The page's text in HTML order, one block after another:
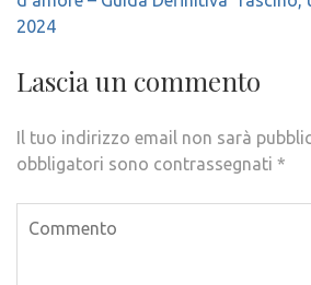
2024
Lascia un commento
Il tuo indirizzo email non sarà
obbligatori sono contrassegnati *